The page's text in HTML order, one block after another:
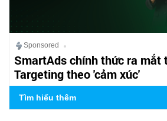
Sponsored
SmartAds chính thức ra mắt
Targeting theo 'cảm xúc'
Tìm hiểu thêm